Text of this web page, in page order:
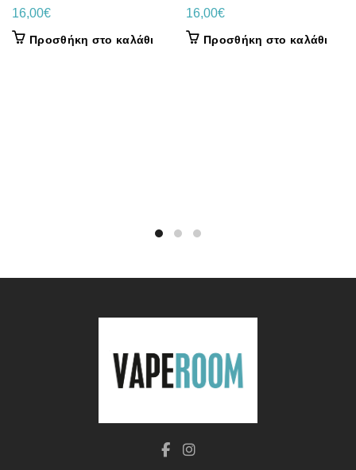
16,00€
Προσθήκη στο καλάθι
16,00€
Προσθήκη στο καλάθι